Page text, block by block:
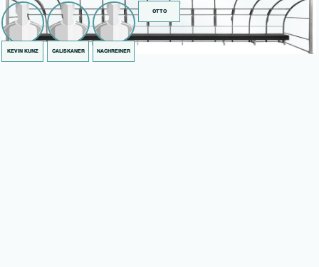
KEVIN KUNZ CALISKANER NACHREINER
OTTO